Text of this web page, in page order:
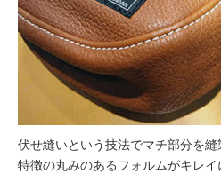
伏せ縫いという技法でマチ部分を
特徴の丸みのあるフォルムがキレ